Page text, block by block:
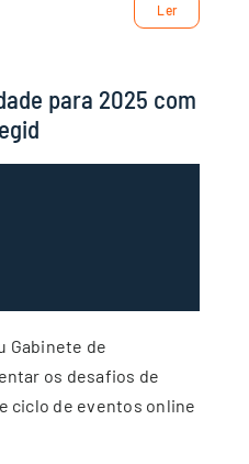
Ler
para 2025 com
Gabinete de
os desafios de
ciclo de eventos online